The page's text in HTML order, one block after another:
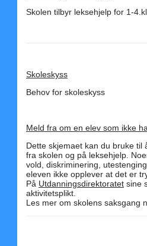
Skolen tilbyr leksehjelp for 1-
Skoleskyss
Behov for skoleskyss
Meld fra om en elev som ikke
Dette skjemaet kan du bruke
fra skolen og på leksehjelp.
vold, diskriminering,
eleven ikke opplever at det er
På Utdanningsdirektoratet sine
aktivitetsplikt.
Les mer om skolens saksgang